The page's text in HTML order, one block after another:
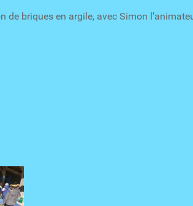
briques en argile, avec Simon